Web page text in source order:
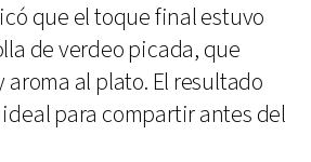
que el toque final estuvo
de verdeo picada, que
aroma al plato. El resultado
para compartir antes del